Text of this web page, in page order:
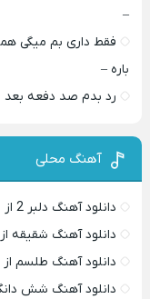
–
فقط داری بم میگی
باره –
رد بدم صد دفعه
آهنگ محلی
دانلود آهنگ دلبر 2 از شهاب فالجی
دانلود آهنگ شقیقه
دانلود آهنگ طلسم
دانلود آهنگ شش